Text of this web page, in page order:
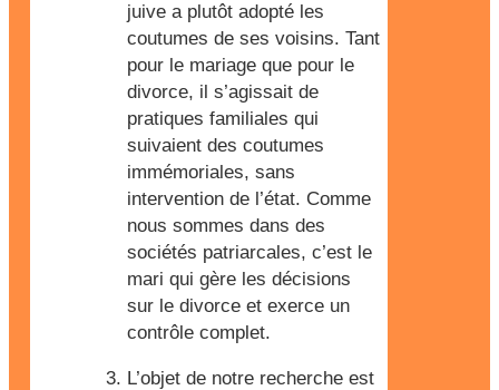
juive a plutôt adopté les
coutumes de ses voisins. Tant
pour le mariage que pour le
divorce, il s’agissait de
pratiques familiales qui
suivaient des coutumes
immémoriales, sans
intervention de l’état. Comme
nous sommes dans des
sociétés patriarcales, c’est le
mari qui gère les décisions
sur le divorce et exerce un
contrôle complet.
L’objet de notre recherche est